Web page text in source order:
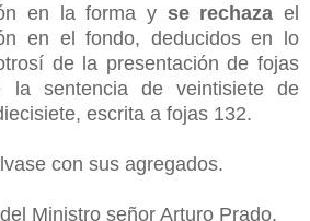
en la forma y se rechaza el
en el fondo, deducidos en lo
de la presentación de fojas
la sentencia de veintisiete de
escrita a fojas 132.
con sus agregados.
Ministro señor Arturo Prado.